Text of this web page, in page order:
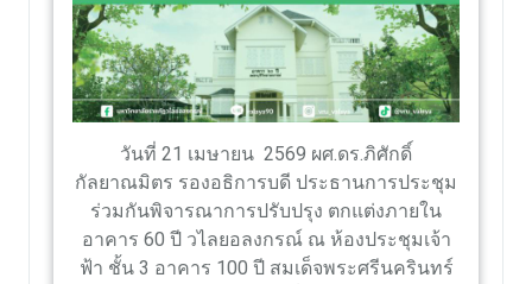
วันที่ 21 เมษายน 2569 ผศ.ดร.ภิศักดิ์
กัลยาณมิตร รองอธิการบดี ประธานการประชุม
ร่วมกันพิจารณาการปรับปรุง ตกแต่งภายใน
อาคาร 60 ปี วไลยอลงกรณ์ ณ ห้องประชุมเจ้า
ฟ้า ชั้น 3 อาคาร 100 ปี สมเด็จพระศรีนครินทร์